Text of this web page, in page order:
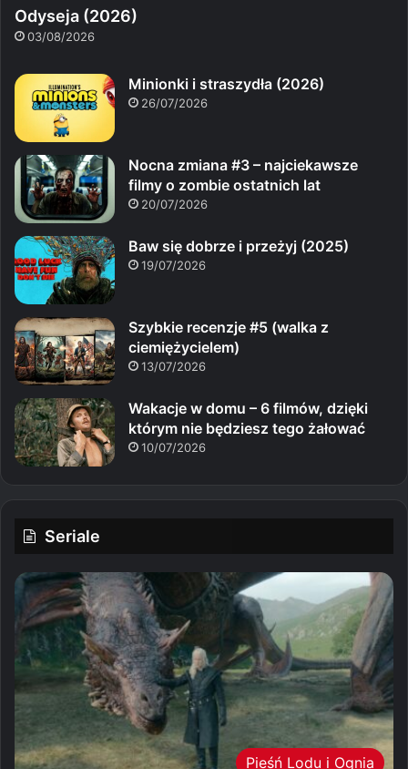
Odyseja (2026)
03/08/2026
Minionki i straszydła (2026)
26/07/2026
Nocna zmiana #3 – najciekawsze
filmy o zombie ostatnich lat
20/07/2026
Baw się dobrze i przeżyj (2025)
19/07/2026
Szybkie recenzje #5 (walka z
ciemiężycielem)
13/07/2026
Wakacje w domu – 6 filmów, dzięki
którym nie będziesz tego żałować
10/07/2026
Seriale
Pieśń Lodu i Ognia